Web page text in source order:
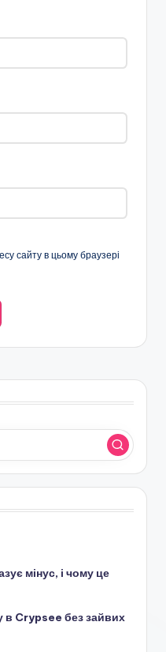
сайту в цьому браузері
мінус, і чому це
в Crypsee без зайвих